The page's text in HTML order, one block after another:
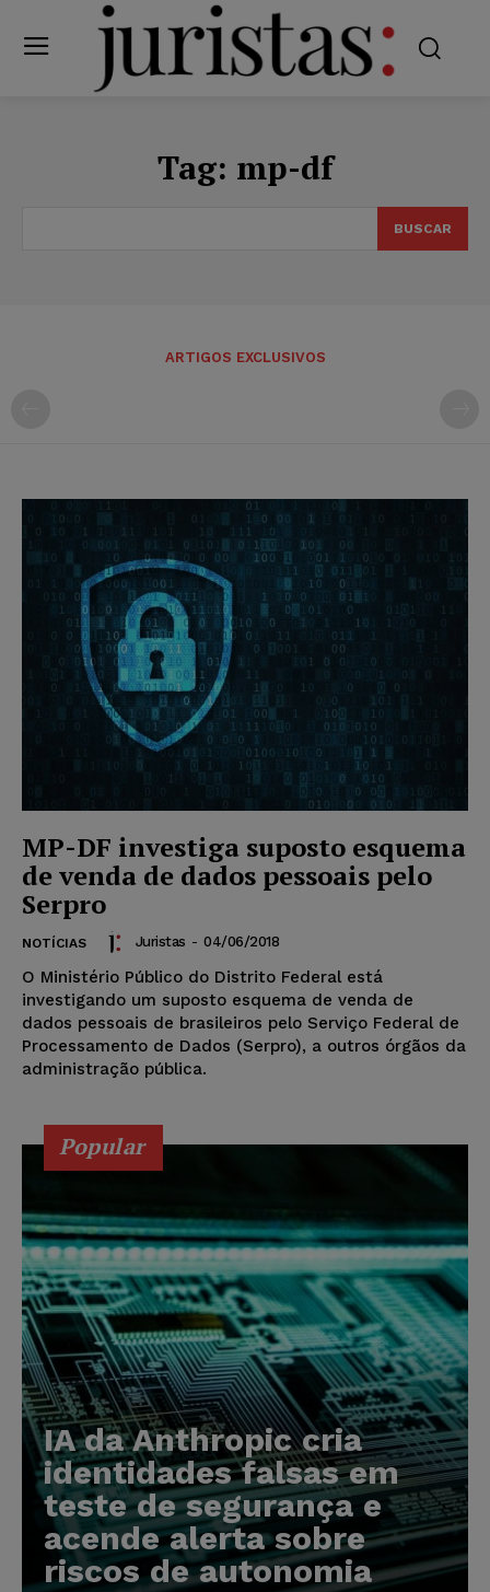
Tag: mp-df
BUSCAR
ARTIGOS EXCLUSIVOS
MP-DF investiga suposto esquema
de venda de dados pessoais pelo
Serpro
NOTÍCIAS Juristas - 04/06/2018
O Ministério Público do Distrito Federal está
investigando um suposto esquema de venda de
dados pessoais de brasileiros pelo Serviço Federal de
Processamento de Dados (Serpro), a outros órgãos da
administração pública.
Popular
IA da Anthropic cria
identidades falsas em
teste de segurança e
acende alerta sobre
riscos de autonomia